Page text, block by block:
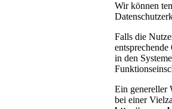
Wir können
Falls die
in den
Ein genereller
bei einer